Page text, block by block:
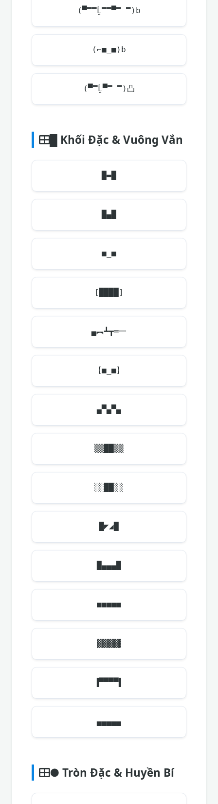
(▀̿̿Ĺ̯̿̿▀̿ ̿)b
(⌐■_■)b
(▀̿Ĺ̯▀̿ ̿)凸
█ Khối Đặc & Vuông Vắn
█▬█
█▄█
■_■
[████]
▄︻┻┳═一
【■_■】
▄▀▄▀▄
▒▒██▒▒
░░██░░
█◤◢█
█▄▄▄█
■■■■■
▓▓▓▓▓
▐▀▀▀▀▌
▄▄▄▄▄
● Tròn Đặc & Huyền Bí